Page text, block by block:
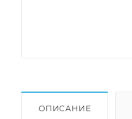
ОПИСАНИЕ